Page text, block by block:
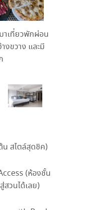
าเที่ยวพักผ่อน
ขวาง และมี
น สไตล์สุดชิค)
(ห้องชั้น
สวนได้เลย)